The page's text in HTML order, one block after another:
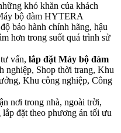
khó khăn của khách
bộ đàm HYTERA
bảo hành chính hãng, hậu
hơn trong suốt quá trình sử
vấn, lắp đặt Máy bộ đàm
nghiệp, Shop thời trang, Khu
Khu công nghiệp, Công
nơi trong nhà, ngoài trời,
đặt theo phương án tối ưu